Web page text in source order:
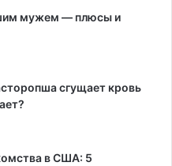
мужем — плюсы и
сгущает кровь
в США: 5